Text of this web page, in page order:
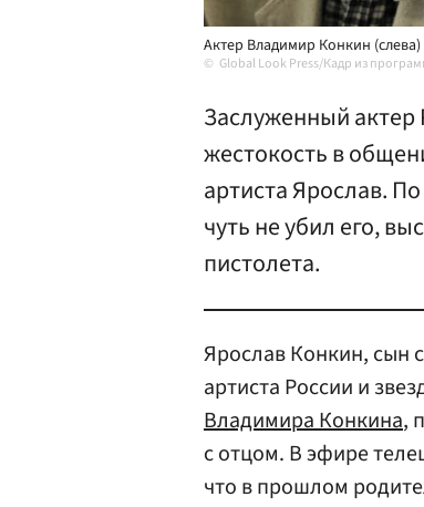
Актер Владимир Конкин
Global Look Press/Кадр из
Заслуженный
жестокость в
артиста Ярослав.
чуть не убил его,
пистолета.
Ярослав Конкин, сын
артиста России и
Владимира Конкина,
с отцом. В эфире
что в прошлом